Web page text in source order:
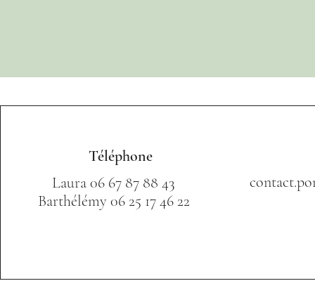
Téléphone
Laura 06 67 87 88 43
Barthélémy 06 25 17 46 22